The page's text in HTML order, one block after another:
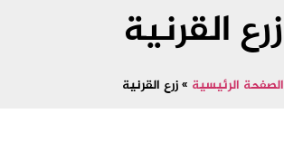
زرع القرنية
الصفحة الرئيسية »زرع القرنية